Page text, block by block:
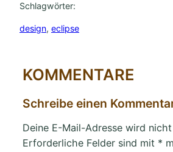
Schlagwörter:
design, eclipse
KOMMENTARE
Schreibe einen
Deine E-Mail-Adresse wird
Erforderliche Felder sind mit *